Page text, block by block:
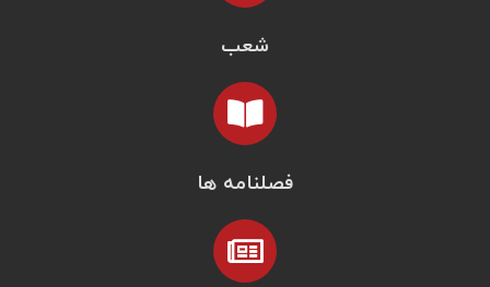
شعب
فصلنامه ها